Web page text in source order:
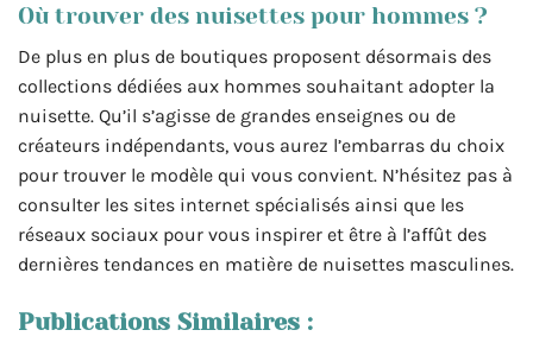
Où trouver des nuisettes pour hommes ?
De plus en plus de boutiques proposent désormais des
collections dédiées aux hommes souhaitant adopter la
nuisette. Qu’il s’agisse de grandes enseignes ou de
créateurs indépendants, vous aurez l’embarras du choix
pour trouver le modèle qui vous convient. N’hésitez pas à
consulter les sites internet spécialisés ainsi que les
réseaux sociaux pour vous inspirer et être à l’affût des
dernières tendances en matière de nuisettes masculines.
Publications Similaires :